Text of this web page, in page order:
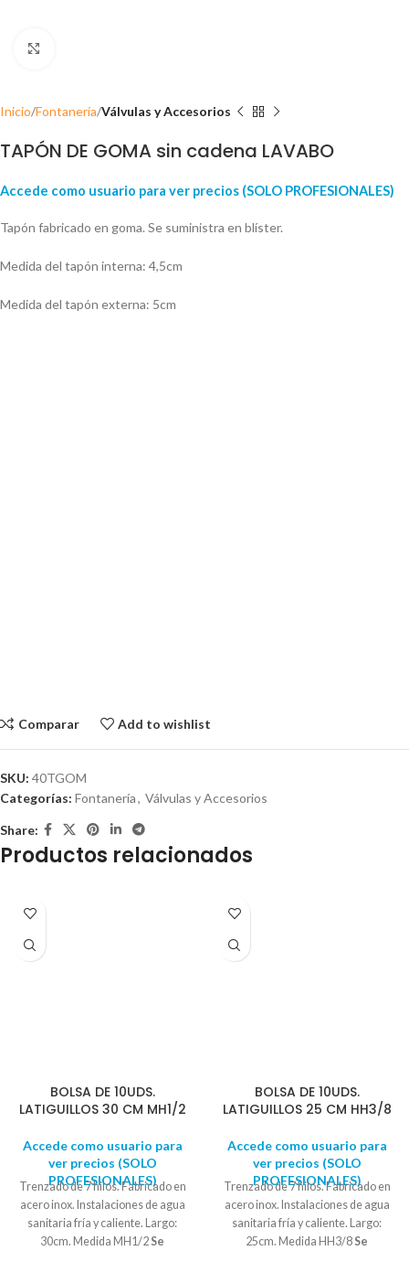
Inicio Fontanería Válvulas y Accesorios
TAPÓN DE GOMA sin cadena LAVABO
Accede como usuario para ver precios (SOLO PROFESIONALES)
Tapón fabricado en goma. Se suministra en blíster.
Medida del tapón interna: 4,5cm
Medida del tapón externa: 5cm
Comparar Add to wishlist
SKU: 40TGOM
Categorías: Fontanería, Válvulas y Accesorios
Share:
Productos relacionados
BOLSA DE 10UDS.
LATIGUILLOS 30 CM MH1/2
Accede como usuario para
ver precios (SOLO
PROFESIONALES)
Trenzado de 7 hilos. Fabricado en
acero inox. Instalaciones de agua
sanitaria fría y caliente. Largo:
30cm. Medida MH1/2 Se
BOLSA DE 10UDS.
LATIGUILLOS 25 CM HH3/8
Accede como usuario para
ver precios (SOLO
PROFESIONALES)
Trenzado de 7 hilos. Fabricado en
acero inox. Instalaciones de agua
sanitaria fría y caliente. Largo:
25cm. Medida HH3/8 Se